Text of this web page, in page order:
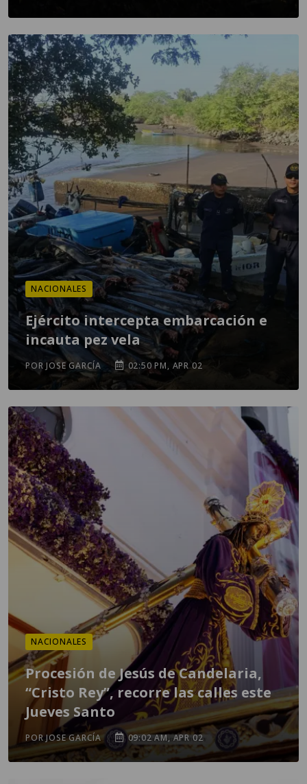
NACIONALES
Ejército intercepta embarcación e
incauta pez vela
POR JOSE GARCÍA 02:50 PM, APR 02
NACIONALES
Procesión de Jesús de Candelaria,
“Cristo Rey”, recorre las calles este
Jueves Santo
POR JOSE GARCÍA 09:02 AM, APR 02